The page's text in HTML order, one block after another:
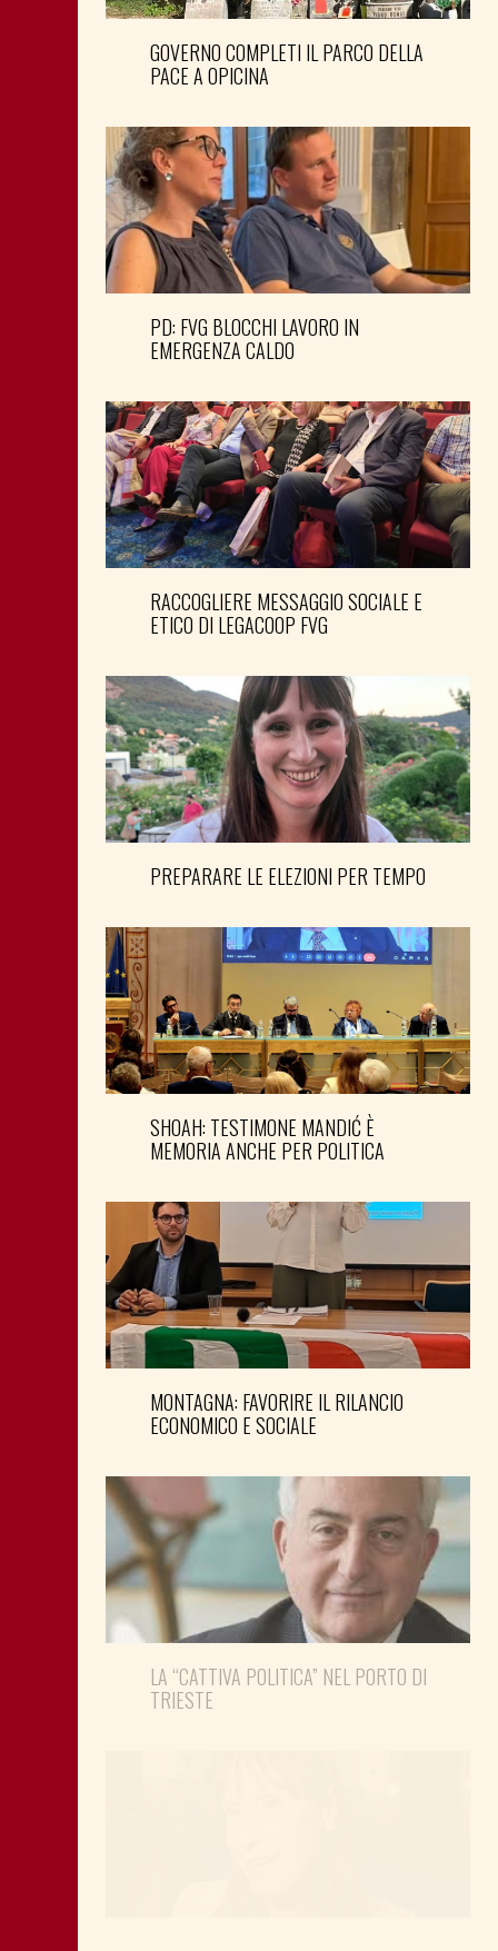
GOVERNO COMPLETI IL PARCO DELLA
PACE A OPICINA
PD: FVG BLOCCHI LAVORO IN
EMERGENZA CALDO
RACCOGLIERE MESSAGGIO SOCIALE E
ETICO DI LEGACOOP FVG
PREPARARE LE ELEZIONI PER TEMPO
SHOAH: TESTIMONE MANDIĆ È
MEMORIA ANCHE PER POLITICA
MONTAGNA: FAVORIRE IL RILANCIO
ECONOMICO E SOCIALE
LA “CATTIVA POLITICA” NEL PORTO DI
TRIESTE